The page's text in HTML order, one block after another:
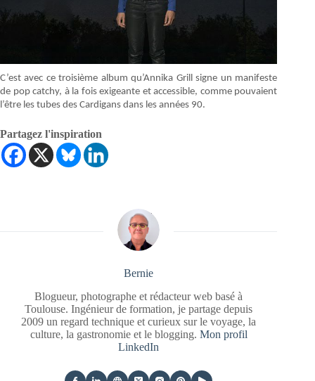
C’est avec ce troisième album qu’Annika Grill signe un manifeste
de pop catchy, à la fois exigeante et accessible, comme pouvaient
l’être les tubes des Cardigans dans les années 90.
Partagez l'inspiration
Bernie
Blogueur, photographe et rédacteur web basé à
Toulouse. Ingénieur de formation, je partage depuis
2009 un regard technique et curieux sur le voyage, la
culture, la gastronomie et le blogging. Mon profil
LinkedIn